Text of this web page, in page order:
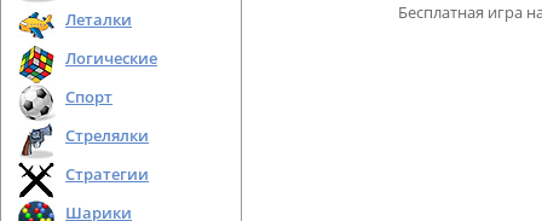
Леталки
Логические
Спорт
Стрелялки
Стратегии
Шарики
Бесплатная игра